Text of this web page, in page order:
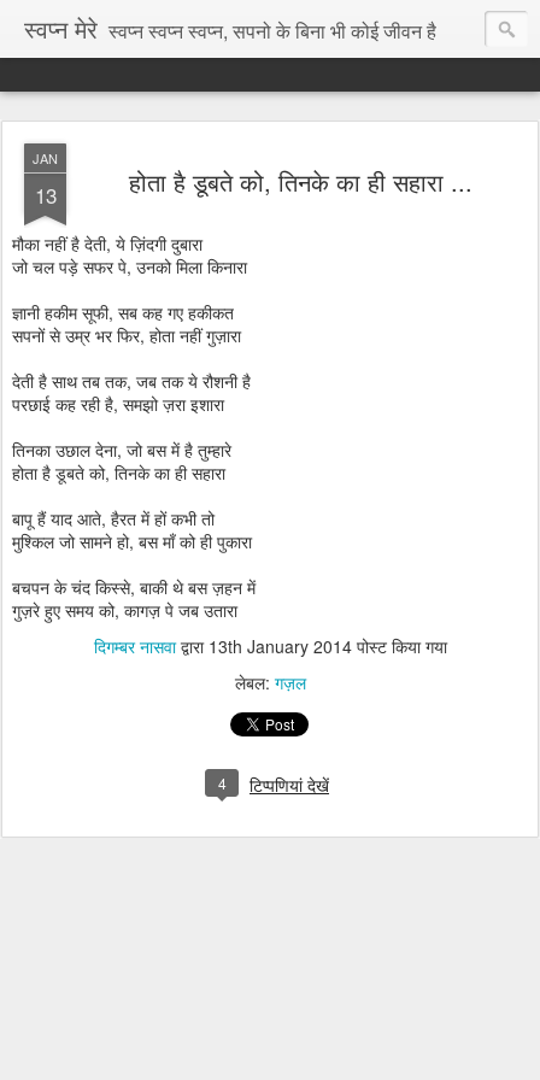
स्वप्न मेरे स्वप्न स्वप्न स्वप्न, सपनो के बिना भी कोई जीवन है
JAN
13 होता है डूबते को, तिनके का ही सहारा ...
मौका नहीं है देती, ये ज़िंदगी दुबारा
जो चल पड़े सफर पे, उनको मिला किनारा
ज्ञानी हकीम सूफी, सब कह गए हकीकत
सपनों से उम्र भर फिर, होता नहीं गुज़ारा
देती है साथ तब तक, जब तक ये रौशनी है
परछाई कह रही है, समझो ज़रा इशारा
तिनका उछाल देना, जो बस में है तुम्हारे
होता है डूबते को, तिनके का ही सहारा
बापू हैं याद आते, हैरत में हों कभी तो
मुश्किल जो सामने हो, बस माँ को ही पुकारा
बचपन के चंद किस्से, बाकी थे बस ज़हन में
गुज़रे हुए समय को, कागज़ पे जब उतारा
दिगम्बर नासवाद्वारा 13th January 2014पोस्ट किया गया
लेबल: गज़ल
4 टिप्पणियां देखें